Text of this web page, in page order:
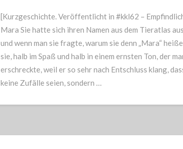
[Kurzgeschichte. Veröffentlicht in #kkl62 –
Mara Sie hatte sich ihren Namen aus dem Tieratlas
und wenn man sie fragte, warum sie denn „Mara“
sie, halb im Spaß und halb in einem ernsten Ton, der
erschreckte, weil er so sehr nach Entschluss klang,
keine Zufälle seien, sondern …